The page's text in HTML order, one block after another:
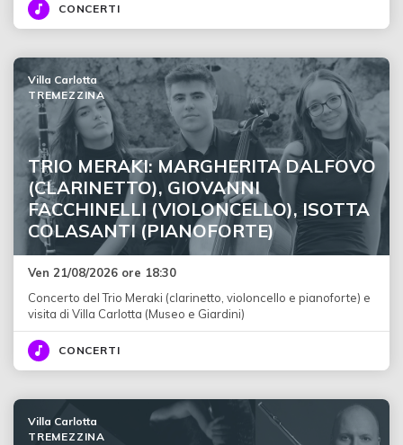
CONCERTI
TRIO MERAKI: MARGHERITA DALFOVO
(CLARINETTO), GIOVANNI
FACCHINELLI (VIOLONCELLO), ISOTTA
COLASANTI (PIANOFORTE)
Villa Carlotta
TREMEZZINA
Ven 21/08/2026 ore 18:30
Concerto del Trio Meraki (clarinetto, violoncello e pianoforte) e
visita di Villa Carlotta (Museo e Giardini)
CONCERTI
Villa Carlotta
TREMEZZINA